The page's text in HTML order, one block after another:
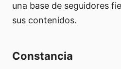
una base de seguidores
sus contenidos.
Constancia